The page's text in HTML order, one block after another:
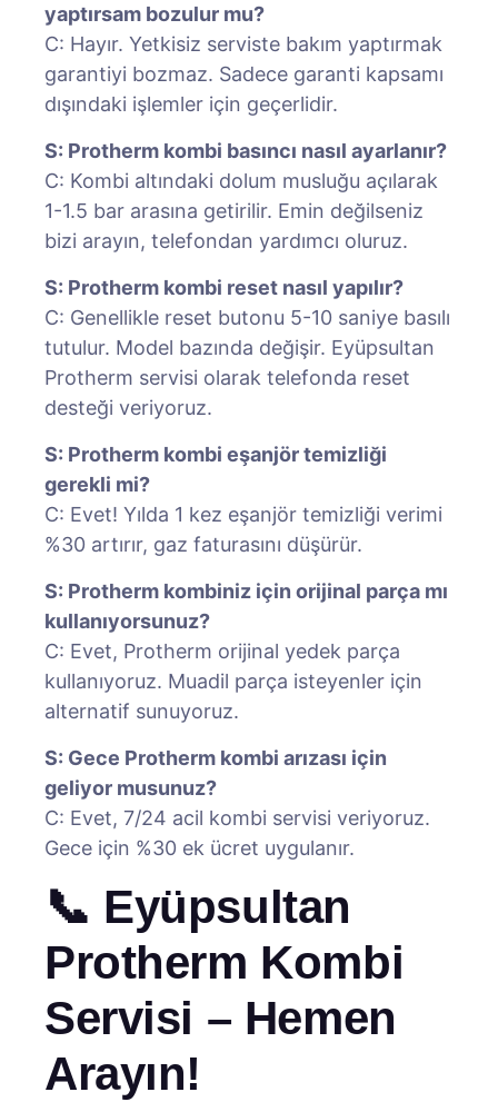
yaptırsam bozulur mu?
C: Hayır. Yetkisiz serviste bakım yaptırmak
garantiyi bozmaz. Sadece garanti kapsamı
dışındaki işlemler için geçerlidir.
S: Protherm kombi basıncı nasıl ayarlanır?
C: Kombi altındaki dolum musluğu açılarak
1-1.5 bar arasına getirilir. Emin değilseniz
bizi arayın, telefondan yardımcı oluruz.
S: Protherm kombi reset nasıl yapılır?
C: Genellikle reset butonu 5-10 saniye basılı
tutulur. Model bazında değişir. Eyüpsultan
Protherm servisi olarak telefonda reset
desteği veriyoruz.
S: Protherm kombi eşanjör temizliği
gerekli mi?
C: Evet! Yılda 1 kez eşanjör temizliği verimi
%30 artırır, gaz faturasını düşürür.
S: Protherm kombiniz için orijinal parça mı
kullanıyorsunuz?
C: Evet, Protherm orijinal yedek parça
kullanıyoruz. Muadil parça isteyenler için
alternatif sunuyoruz.
S: Gece Protherm kombi arızası için
geliyor musunuz?
C: Evet, 7/24 acil kombi servisi veriyoruz.
Gece için %30 ek ücret uygulanır.
📞 Eyüpsultan
Protherm Kombi
Servisi – Hemen
Arayın!